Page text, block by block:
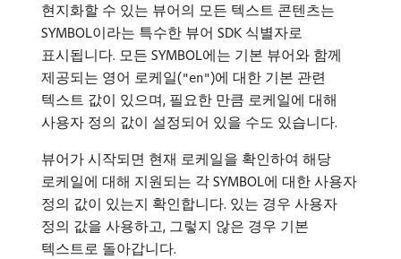
현지화할 수 있는 뷰어의 모든 텍스트 콘텐츠는
SYMBOL이라는 특수한 뷰어 SDK 식별자로
표시됩니다. 모든 SYMBOL에는 기본 뷰어와 함께
제공되는 영어 로케일("en")에 대한 기본 관련
텍스트 값이 있으며, 필요한 만큼 로케일에 대해
사용자 정의 값이 설정되어 있을 수도 있습니다.
뷰어가 시작되면 현재 로케일을 확인하여 해당
로케일에 대해 지원되는 각 SYMBOL에 대한 사용자
정의 값이 있는지 확인합니다. 있는 경우 사용자
정의 값을 사용하고, 그렇지 않은 경우 기본
텍스트로 돌아갑니다.